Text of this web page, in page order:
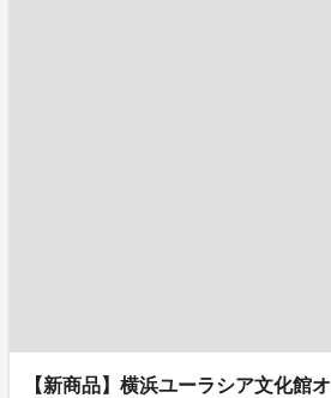
【新商品】横浜ユーラシア文化館